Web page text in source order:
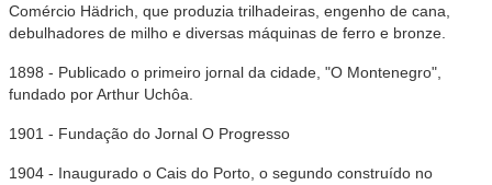
Comércio Hädrich, que produzia trilhadeiras, engenho de cana,
debulhadores de milho e diversas máquinas de ferro e bronze.
1898 - Publicado o primeiro jornal da cidade, "O Montenegro",
fundado por Arthur Uchôa.
1901 - Fundação do Jornal O Progresso
1904 - Inaugurado o Cais do Porto, o segundo construído no